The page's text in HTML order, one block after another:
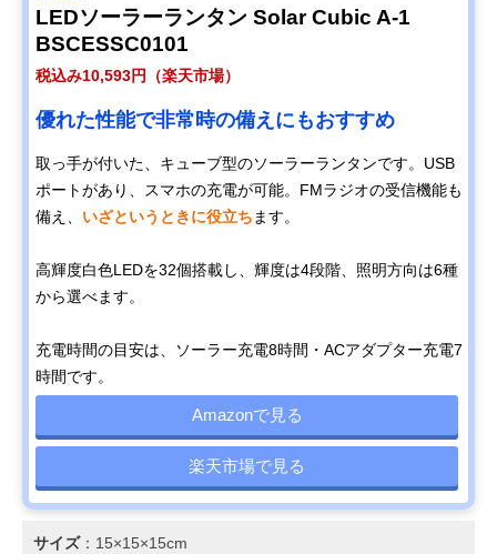
LEDソーラーランタン Solar Cubic A-1
BSCESSC0101
税込み10,593円（楽天市場）
優れた性能で非常時の備えにもおすすめ
取っ手が付いた、キューブ型のソーラーランタンです。USB
ポートがあり、スマホの充電が可能。FMラジオの受信機能も
備え、 いざというときに役立ちます。
高輝度白色LEDを32個搭載し、輝度は4段階、照明方向は6種
から選べます。
充電時間の目安は、ソーラー充電8時間・ACアダプター充電7
時間です。
Amazonで見る
楽天市場で見る
サイズ：15×15×15cm